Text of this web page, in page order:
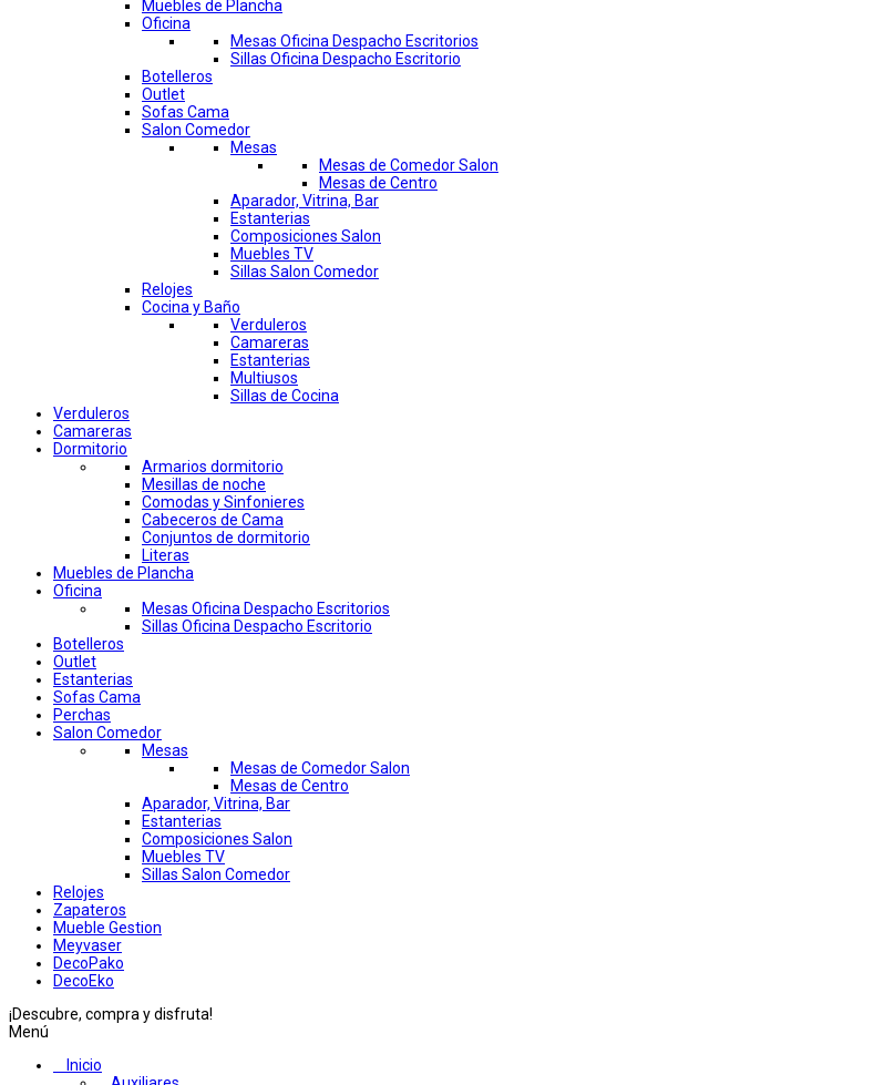
Muebles de Plancha
Oficina
Mesas Oficina Despacho Escritorios
Sillas Oficina Despacho Escritorio
Botelleros
Outlet
Sofas Cama
Salon Comedor
Mesas
Mesas de Comedor Salon
Mesas de Centro
Aparador, Vitrina, Bar
Estanterias
Composiciones Salon
Muebles TV
Sillas Salon Comedor
Relojes
Cocina y Baño
Verduleros
Camareras
Estanterias
Multiusos
Sillas de Cocina
Verduleros
Camareras
Dormitorio
Armarios dormitorio
Mesillas de noche
Comodas y Sinfonieres
Cabeceros de Cama
Conjuntos de dormitorio
Literas
Muebles de Plancha
Oficina
Mesas Oficina Despacho Escritorios
Sillas Oficina Despacho Escritorio
Botelleros
Outlet
Estanterias
Sofas Cama
Perchas
Salon Comedor
Mesas
Mesas de Comedor Salon
Mesas de Centro
Aparador, Vitrina, Bar
Estanterias
Composiciones Salon
Muebles TV
Sillas Salon Comedor
Relojes
Zapateros
Mueble Gestion
Meyvaser
DecoPako
DecoEko
¡Descubre, compra y disfruta!
Menú
Inicio